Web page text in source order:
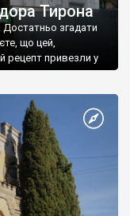
Тирона
Достатньо згадати
що цей,
рецепт привезли у